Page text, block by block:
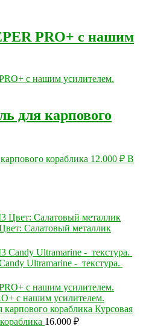
PRO+ с нашим
для карпового
12.000 ₽ В
Салатовый металлик
Ultramarine - текстура.
с нашим усилителем.
Курсовая
16.000 ₽